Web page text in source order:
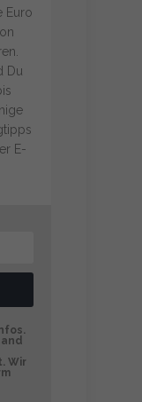
Euro
Du
E-
Wir